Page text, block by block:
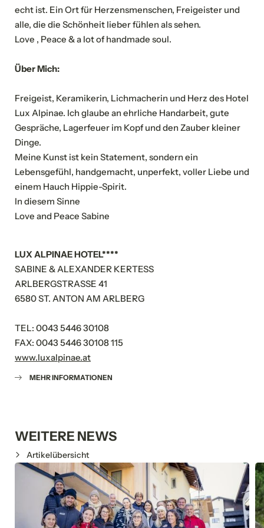
echt ist. Ein Ort für Herzensmenschen, Freigeister und
alle, die die Schönheit lieber fühlen als sehen.
Love , Peace & a lot of handmade soul.
Über Mich:
Freigeist, Keramikerin, Lichmacherin und Herz des Hotel
Lux Alpinae. Ich glaube an ehrliche Handarbeit, gute
Gespräche, Lagerfeuer im Kopf und den Zauber kleiner
Dinge.
Meine Kunst ist kein Statement, sondern ein
Lebensgefühl, handgemacht, unperfekt, voller Liebe und
einem Hauch Hippie-Spirit.
In diesem Sinne
Love and Peace Sabine
LUX ALPINAE HOTEL****
SABINE & ALEXANDER KERTESS
ARLBERGSTRASSE 41
6580 ST. ANTON AM ARLBERG
TEL: 0043 5446 30108
FAX: 0043 5446 30108 115
www.luxalpinae.at
MEHR INFORMATIONEN
WEITERE NEWS
Artikelübersicht
Familie Herr Frau
E-Mail*
Einwilligung Marketing*
*Pflichtfelder
Anfragen